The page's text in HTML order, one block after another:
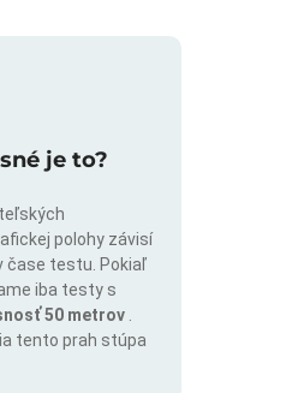
je to?
polohy závisí
čase testu. Pokiaľ
iba testy s
50 metrov
tento prah stúpa